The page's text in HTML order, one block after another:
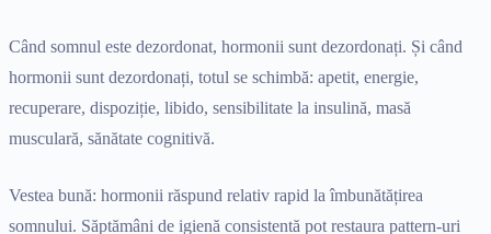
Când somnul este dezordonat, hormonii sunt dezordonați. Și când
hormonii sunt dezordonați, totul se schimbă: apetit, energie,
recuperare, dispoziție, libido, sensibilitate la insulină, masă
musculară, sănătate cognitivă.
Vestea bună: hormonii răspund relativ rapid la îmbunătățirea
somnului. Săptămâni de igienă consistentă pot restaura pattern-uri